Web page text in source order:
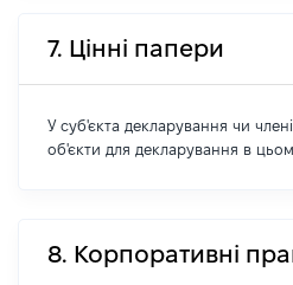
7. Цінні папери
У суб'єкта декларування чи
об'єкти для декларування в
8. Корпоративні